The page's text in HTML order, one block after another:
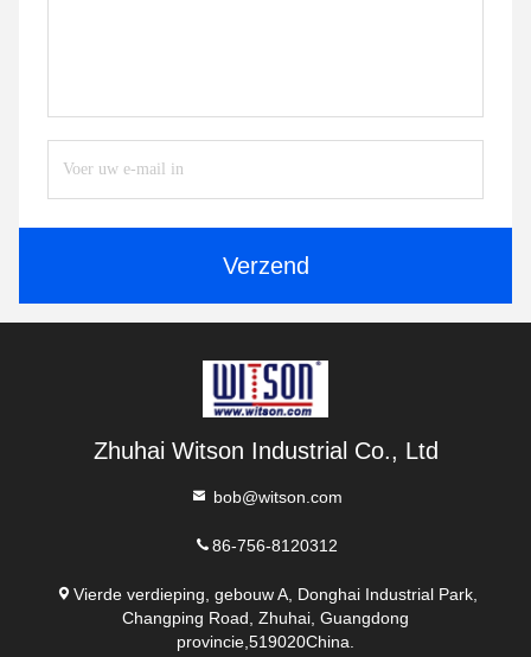
Verzend
Zhuhai Witson Industrial Co., Ltd
bob@witson.com
86-756-8120312
Vierde verdieping, gebouw A, Donghai Industrial Park,
Changping Road, Zhuhai, Guangdong
provincie,519020China.